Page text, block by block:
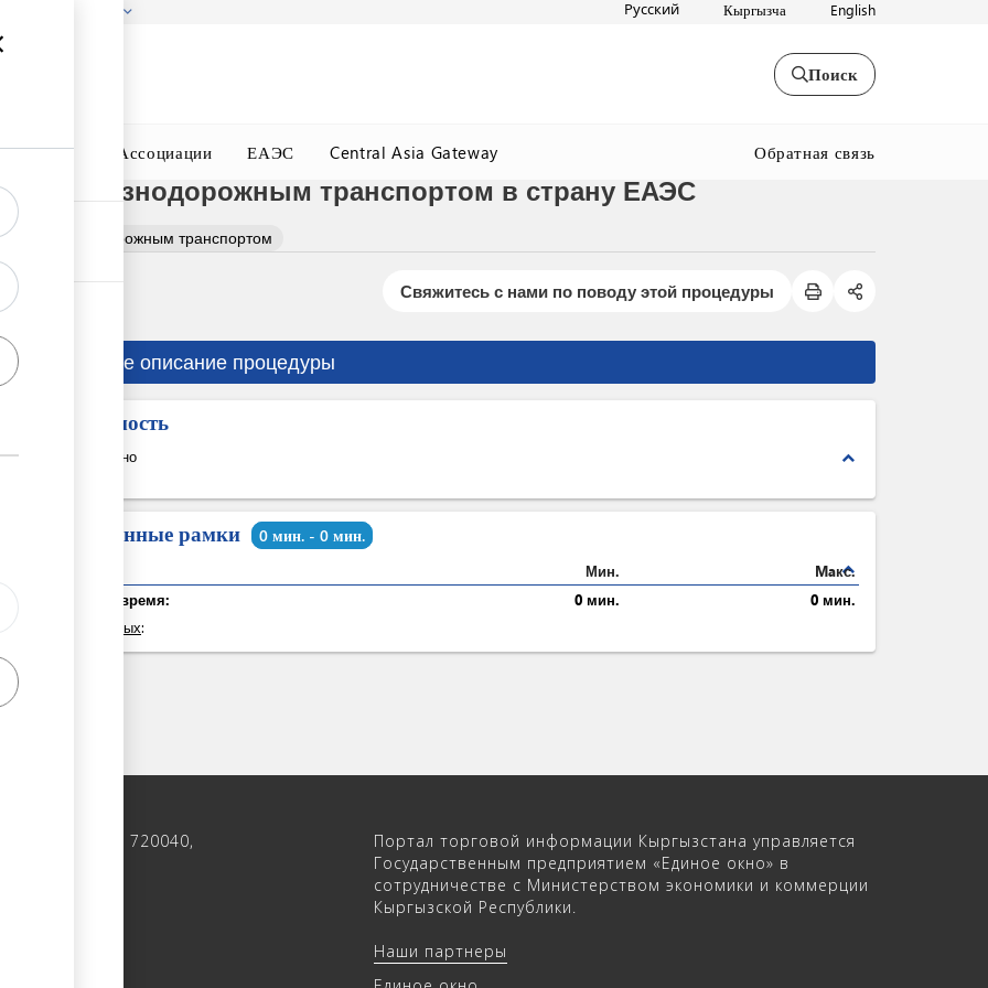
Русский Кыргызча English
Поиск
Окна Ассоциации ЕАЭС Central Asia Gateway Обратная связь
железнодорожным транспортом в страну ЕАЭС
железнодорожным транспортом
Свяжитесь с нами по поводу этой процедуры
Краткое описание процедуры
Стоимость
expand_less
Бесплатно
Временные рамки 0 мин. - 0 мин.
expand_less
Мин.
Maкс.
Общее время:
0 мин.
0 мин.
из которых:
122, 4-ый этаж, 720040,
Портал торговой информации Кыргызстана управляется
Государственным предприятием «Единое окно» в
сотрудничестве с Министерством экономики и коммерции
Кыргызской Республики.
Наши партнеры